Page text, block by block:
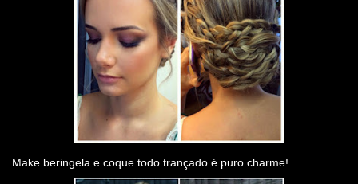
Make beringela e coque todo trançado é puro charme!